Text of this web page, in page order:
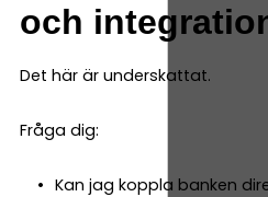
och
Det här är underskattat.
Fråga dig:
Kan jag koppla banken